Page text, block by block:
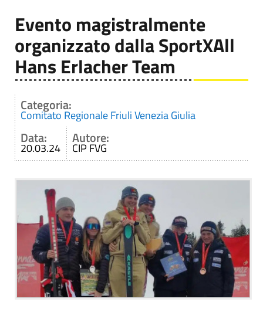
Evento magistralmente
organizzato dalla SportXAll
Hans Erlacher Team
Categoria:
Comitato Regionale Friuli Venezia Giulia
Data:
20.03.24
Autore:
CIP FVG